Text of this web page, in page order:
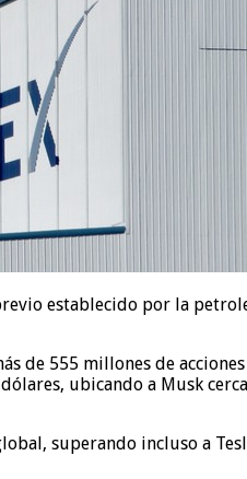
establecido por la
de 555 millones de
ubicando a Musk
superando incluso a